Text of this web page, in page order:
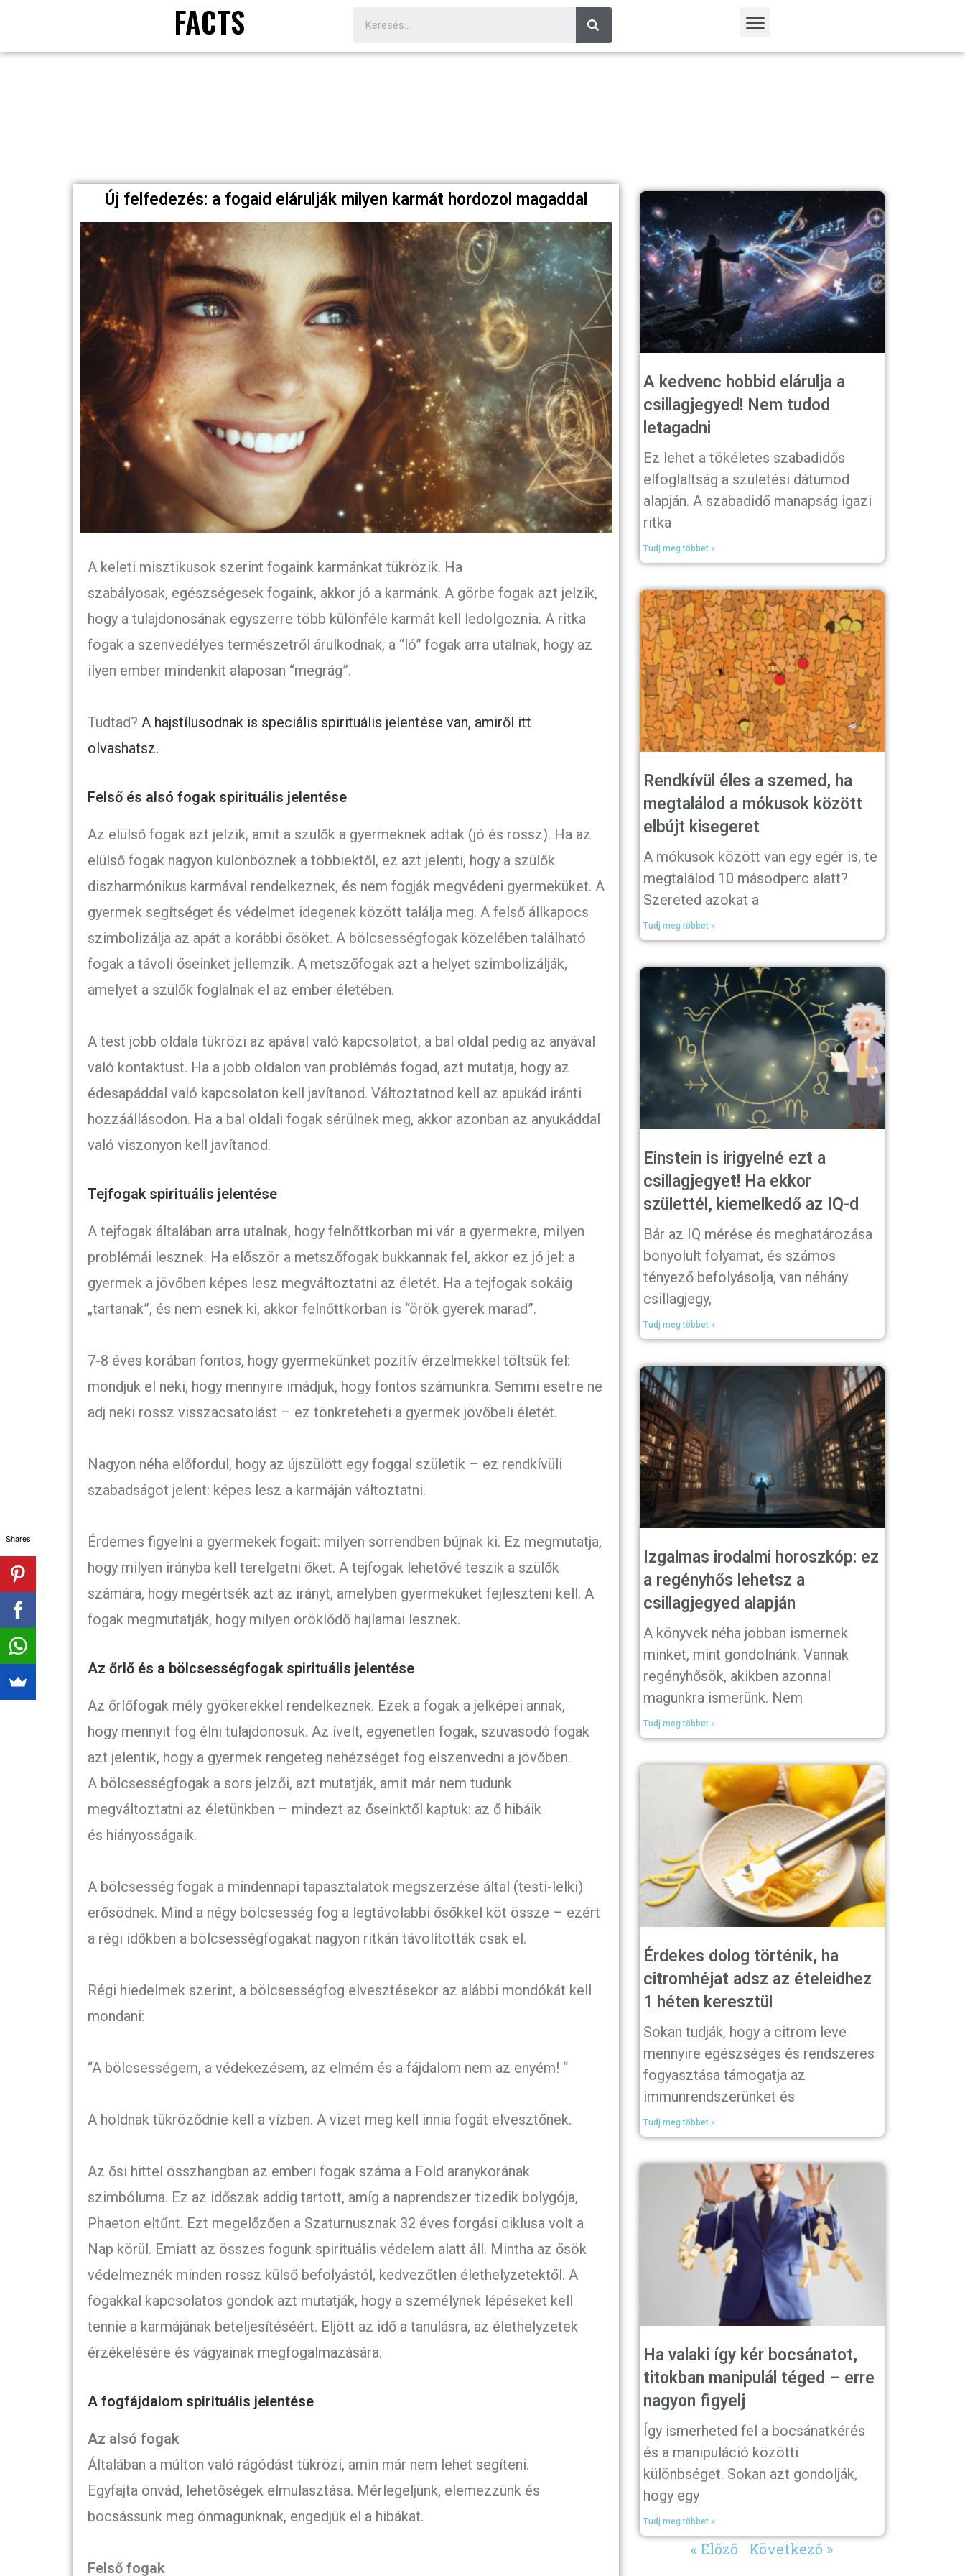
FACTS
Új felfedezés: a fogaid elárulják milyen karmát hordozol magaddal
A keleti misztikusok szerint fogaink karmánkat tükrözik. Ha
szabályosak, egészségesek fogaink, akkor jó a karmánk. A görbe fogak azt jelzik,
hogy a tulajdonosának egyszerre több különféle karmát kell ledolgoznia. A ritka
fogak a szenvedélyes természetről árulkodnak, a “ló” fogak arra utalnak, hogy az
ilyen ember mindenkit alaposan “megrág”.
Tudtad? A hajstílusodnak is speciális spirituális jelentése van, amiről itt
olvashatsz.
Felső és alsó fogak spirituális jelentése
Az elülső fogak azt jelzik, amit a szülők a gyermeknek adtak (jó és rossz). Ha az
elülső fogak nagyon különböznek a többiektől, ez azt jelenti, hogy a szülők
diszharmónikus karmával rendelkeznek, és nem fogják megvédeni gyermeküket. A
gyermek segítséget és védelmet idegenek között találja meg. A felső állkapocs
szimbolizálja az apát a korábbi ősöket. A bölcsességfogak közelében található
fogak a távoli őseinket jellemzik. A metszőfogak azt a helyet szimbolizálják,
amelyet a szülők foglalnak el az ember életében.
A test jobb oldala tükrözi az apával való kapcsolatot, a bal oldal pedig az anyával
való kontaktust. Ha a jobb oldalon van problémás fogad, azt mutatja, hogy az
édesapáddal való kapcsolaton kell javítanod. Változtatnod kell az apukád iránti
hozzáállásodon. Ha a bal oldali fogak sérülnek meg, akkor azonban az anyukáddal
való viszonyon kell javítanod.
Tejfogak spirituális jelentése
A tejfogak általában arra utalnak, hogy felnőttkorban mi vár a gyermekre, milyen
problémái lesznek. Ha először a metszőfogak bukkannak fel, akkor ez jó jel: a
gyermek a jövőben képes lesz megváltoztatni az életét. Ha a tejfogak sokáig
„tartanak”, és nem esnek ki, akkor felnőttkorban is “örök gyerek marad”.
7-8 éves korában fontos, hogy gyermekünket pozitív érzelmekkel töltsük fel:
mondjuk el neki, hogy mennyire imádjuk, hogy fontos számunkra. Semmi esetre ne
adj neki rossz visszacsatolást – ez tönkreteheti a gyermek jövőbeli életét.
Nagyon néha előfordul, hogy az újszülött egy foggal születik – ez rendkívüli
szabadságot jelent: képes lesz a karmáján változtatni.
Érdemes figyelni a gyermekek fogait: milyen sorrendben bújnak ki. Ez megmutatja,
hogy milyen irányba kell terelgetni őket. A tejfogak lehetővé teszik a szülők
számára, hogy megértsék azt az irányt, amelyben gyermeküket fejleszteni kell. A
fogak megmutatják, hogy milyen öröklődő hajlamai lesznek.
Az őrlő és a bölcsességfogak spirituális jelentése
Az őrlőfogak mély gyökerekkel rendelkeznek. Ezek a fogak a jelképei annak,
hogy mennyit fog élni tulajdonosuk. Az ívelt, egyenetlen fogak, szuvasodó fogak
azt jelentik, hogy a gyermek rengeteg nehézséget fog elszenvedni a jövőben.
A bölcsességfogak a sors jelzői, azt mutatják, amit már nem tudunk
megváltoztatni az életünkben – mindezt az őseinktől kaptuk: az ő hibáik
és hiányosságaik.
A bölcsesség fogak a mindennapi tapasztalatok megszerzése által (testi-lelki)
erősödnek. Mind a négy bölcsesség fog a legtávolabbi ősőkkel köt össze – ezért
a régi időkben a bölcsességfogakat nagyon ritkán távolították csak el.
Régi hiedelmek szerint, a bölcsességfog elvesztésekor az alábbi mondókát kell
mondani:
“A bölcsességem, a védekezésem, az elmém és a fájdalom nem az enyém! “
A holdnak tükröződnie kell a vízben. A vizet meg kell innia fogát elvesztőnek.
Az ősi hittel összhangban az emberi fogak száma a Föld aranykorának
szimbóluma. Ez az időszak addig tartott, amíg a naprendszer tizedik bolygója,
Phaeton eltűnt. Ezt megelőzően a Szaturnusznak 32 éves forgási ciklusa volt a
Nap körül. Emiatt az összes fogunk spirituális védelem alatt áll. Mintha az ősök
védelmeznék minden rossz külső befolyástól, kedvezőtlen élethelyzetektől. A
fogakkal kapcsolatos gondok azt mutatják, hogy a személynek lépéseket kell
tennie a karmájának beteljesítéséért. Eljött az idő a tanulásra, az élethelyzetek
érzékelésére és vágyainak megfogalmazására.
A fogfájdalom spirituális jelentése
Az alsó fogak
Általában a múlton való rágódást tükrözi, amin már nem lehet segíteni.
Egyfajta önvád, lehetőségek elmulasztása. Mérlegeljünk, elemezzünk és
bocsássunk meg önmagunknak, engedjük el a hibákat.
Felső fogak
A kedvenc hobbid elárulja a
csillagjegyed! Nem tudod
letagadni
Ez lehet a tökéletes szabadidős
elfoglaltság a születési dátumod
alapján. A szabadidő manapság igazi
ritka
Tudj meg többet »
Rendkívül éles a szemed, ha
megtalálod a mókusok között
elbújt kisegeret
A mókusok között van egy egér is, te
megtalálod 10 másodperc alatt?
Szereted azokat a
Tudj meg többet »
Einstein is irigyelné ezt a
csillagjegyet! Ha ekkor
születtél, kiemelkedő az IQ-d
Bár az IQ mérése és meghatározása
bonyolult folyamat, és számos
tényező befolyásolja, van néhány
csillagjegy,
Tudj meg többet »
Izgalmas irodalmi horoszkóp: ez
a regényhős lehetsz a
csillagjegyed alapján
A könyvek néha jobban ismernek
minket, mint gondolnánk. Vannak
regényhősök, akikben azonnal
magunkra ismerünk. Nem
Tudj meg többet »
Érdekes dolog történik, ha
citromhéjat adsz az ételeidhez
1 héten keresztül
Sokan tudják, hogy a citrom leve
mennyire egészséges és rendszeres
fogyasztása támogatja az
immunrendszerünket és
Tudj meg többet »
Ha valaki így kér bocsánatot,
titokban manipulál téged – erre
nagyon figyelj
Így ismerheted fel a bocsánatkérés
és a manipuláció közötti
különbséget. Sokan azt gondolják,
hogy egy
Tudj meg többet »
« Előző Következő »
Shares